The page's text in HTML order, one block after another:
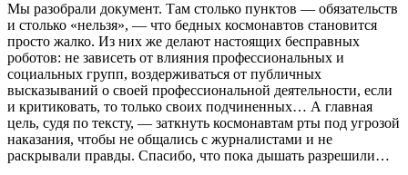
Мы разобрали документ. Там столько пунктов — обязательств
и столько «нельзя», — что бедных космонавтов становится
просто жалко. Из них же делают настоящих бесправных
роботов: не зависеть от влияния профессиональных и
социальных групп, воздерживаться от публичных
высказываний о своей профессиональной деятельности, если
и критиковать, то только своих подчиненных… А главная
цель, судя по тексту, — заткнуть космонавтам рты под угрозой
наказания, чтобы не общались с журналистами и не
раскрывали правды. Спасибо, что пока дышать разрешили…